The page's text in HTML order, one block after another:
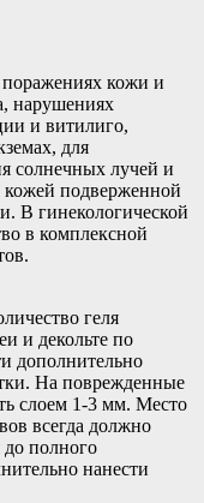
поражениях кожи и
нарушениях
и витилиго,
для
солнечных лучей и
кожей подверженной
В гинекологической
в комплексной
геля
и декольте по
дополнительно
На поврежденные
слоем 1-3 мм. Место
всегда должно
полного
нанести